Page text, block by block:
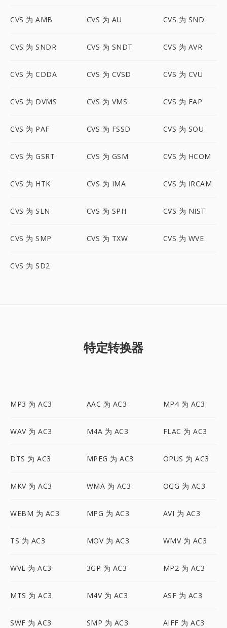
CVS 为 AMB CVS 为 AU CVS 为 SND
CVS 为 SNDR CVS 为 SNDT CVS 为 AVR
CVS 为 CDDA CVS 为 CVSD CVS 为 CVU
CVS 为 DVMS CVS 为 VMS CVS 为 FAP
CVS 为 PAF CVS 为 FSSD CVS 为 SOU
CVS 为 GSRT CVS 为 GSM CVS 为 HCOM
CVS 为 HTK CVS 为 IMA CVS 为 IRCAM
CVS 为 SLN CVS 为 SPH CVS 为 NIST
CVS 为 SMP CVS 为 TXW CVS 为 WVE
CVS 为 SD2
特定转换器
MP3 为 AC3 AAC 为 AC3 MP4 为 AC3
WAV 为 AC3 M4A 为 AC3 FLAC 为 AC3
DTS 为 AC3 MPEG 为 AC3 OPUS 为 AC3
MKV 为 AC3 WMA 为 AC3 OGG 为 AC3
WEBM 为 AC3 MPG 为 AC3 AVI 为 AC3
TS 为 AC3 MOV 为 AC3 WMV 为 AC3
WVE 为 AC3 3GP 为 AC3 MP2 为 AC3
MTS 为 AC3 M4V 为 AC3 ASF 为 AC3
SWF 为 AC3 SMP 为 AC3 AIFF 为 AC3